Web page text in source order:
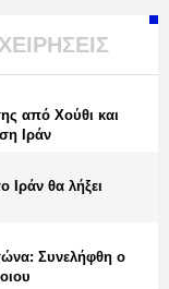
από Χούθι και
Ιράν
θα λήξει
Συνελήφθη ο